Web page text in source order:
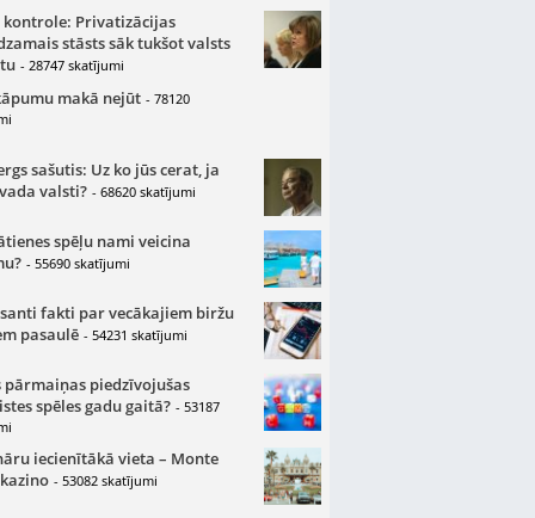
kontrole: Privatizācijas
stāsts sāk tukšot valsts
- 28747 skatījumi
makā nejūt - 78120
sašutis: Uz ko jūs cerat, ja
valsti? - 68620 skatījumi
spēļu nami veicina
- 55690 skatījumi
fakti par vecākajiem biržu
pasaulē - 54231 skatījumi
pārmaiņas piedzīvojušas
spēles gadu gaitā? - 53187
iecienītākā vieta – Monte
- 53082 skatījumi